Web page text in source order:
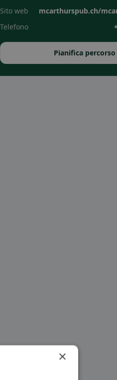
Sito web
mcarthurspub.ch/
Telefono
Pianifica percorso
×